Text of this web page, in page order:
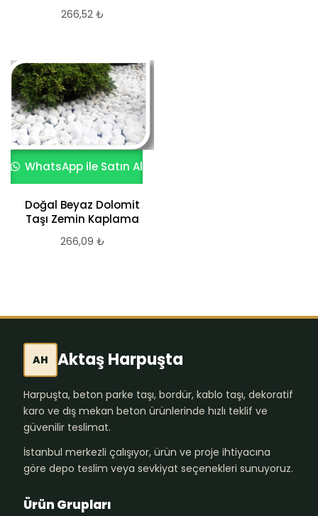
266,52 ₺
WhatsApp ile Satın Al
Doğal Beyaz Dolomit
Taşı Zemin Kaplama
266,09 ₺
AH Aktaş Harpuşta
Harpuşta, beton parke taşı, bordür, kablo taşı, dekoratif
karo ve dış mekan beton ürünlerinde hızlı teklif ve
güvenilir teslimat.
İstanbul merkezli çalışıyor, ürün ve proje ihtiyacına
göre depo teslim veya sevkiyat seçenekleri sunuyoruz.
Ürün Grupları